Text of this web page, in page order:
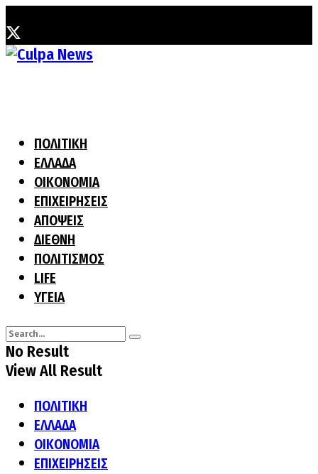
ΠΟΛΙΤΙΚΗ
ΕΛΛΑΔΑ
ΟΙΚΟΝΟΜΙΑ
ΕΠΙΧΕΙΡΗΣΕΙΣ
ΑΠΟΨΕΙΣ
ΔΙΕΘΝΗ
ΠΟΛΙΤΙΣΜΟΣ
LIFE
ΥΓΕΙΑ
No Result
View All Result
ΠΟΛΙΤΙΚΗ
ΕΛΛΑΔΑ
ΟΙΚΟΝΟΜΙΑ
ΕΠΙΧΕΙΡΗΣΕΙΣ